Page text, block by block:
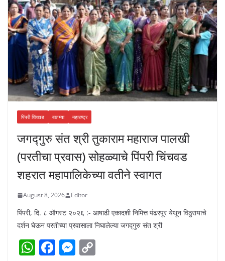
पिंपरी चिंचवड बातम्या महाराष्ट्र
जगद्गुरु संत श्री तुकाराम महाराज पालखी
(परतीचा प्रवास) सोहळ्याचे पिंपरी चिंचवड
शहरात महापालिकेच्या वतीने स्वागत
August 8, 2026 Editor
पिंपरी, दि. ८ ऑगस्ट २०२६ :- आषाढी एकादशी निमित्त पंढरपूर येथून विठुरायाचे
दर्शन घेऊन परतीच्या प्रवासाला निघालेल्या जगद्गुरु संत श्री
W F M